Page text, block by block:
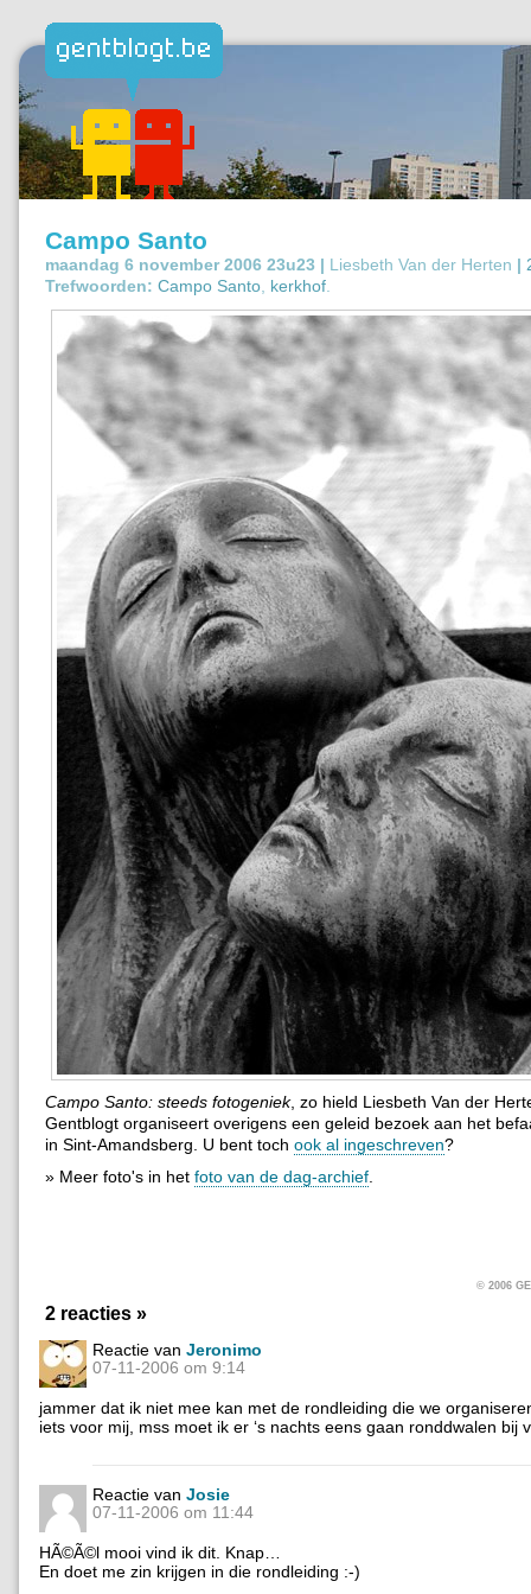
Campo Santo
maandag 6 november 2006 23u23 | Liesbeth Van der Herten |
Trefwoorden: Campo Santo kerkhof
Campo Santo: steeds fotogeniek, zo hield Liesbeth Van der
Gentblogt organiseert overigens een geleid bezoek aan het
in Sint-Amandsberg. U bent toch ook al ingeschreven?
» Meer foto's in het foto van de dag-archief
© 2006
2 reacties »
Reactie van Jeronimo
07-11-2006 om 9:14
jammer dat ik niet mee kan met de rondleiding die we
iets voor mij, mss moet ik er ‘s nachts eens gaan ronddwalen bij
Reactie van Josie
07-11-2006 om 11:44
HÃ©Ã©l mooi vind ik dit. Knap…
En doet me zin krijgen in die rondleiding :-)